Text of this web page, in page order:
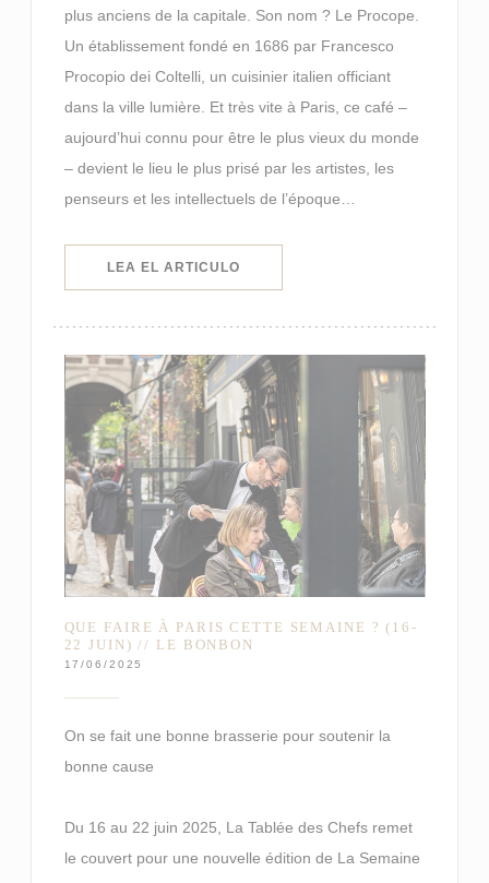
plus anciens de la capitale. Son nom ? Le Procope.
Un établissement fondé en 1686 par Francesco
Procopio dei Coltelli, un cuisinier italien officiant
dans la ville lumière. Et très vite à Paris, ce café –
aujourd’hui connu pour être le plus vieux du monde
– devient le lieu le plus prisé par les artistes, les
penseurs et les intellectuels de l’époque…
LEA EL ARTICULO((ABRE EN UNA NUEVA
QUE FAIRE À PARIS CETTE SEMAINE ? (16-
22 JUIN) // LE BONBON
17/06/2025
On se fait une bonne brasserie pour soutenir la
bonne cause
Du 16 au 22 juin 2025, La Tablée des Chefs remet
le couvert pour une nouvelle édition de La Semaine